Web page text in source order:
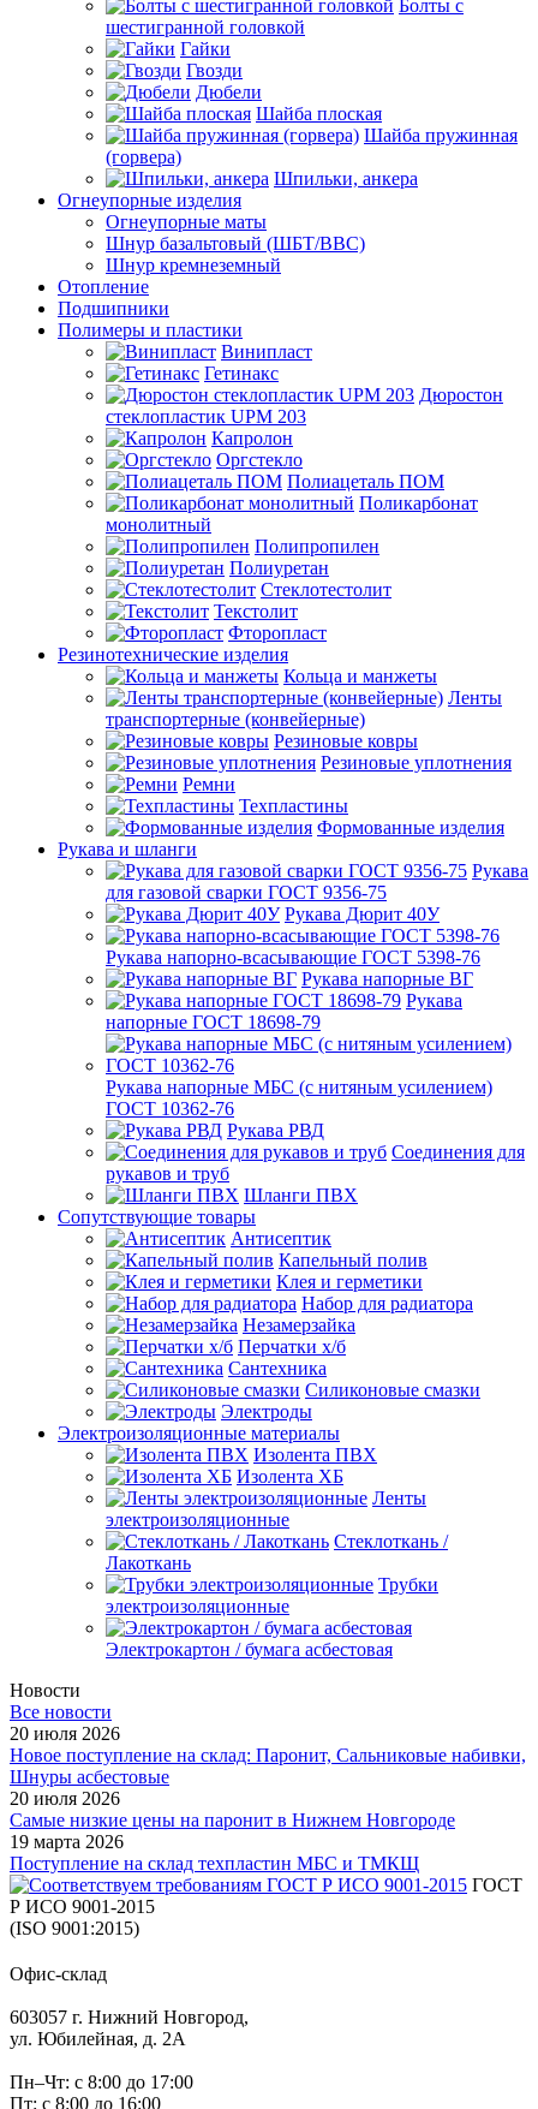
Болты с
шестигранной головкой
Гайки
Гвозди
Дюбели
Шайба плоская
Шайба пружинная
(горвера)
Шпильки, анкера
Огнеупорные изделия
Огнеупорные маты
Шнур базальтовый (ШБТ/ВВС)
Шнур кремнеземный
Отопление
Подшипники
Полимеры и пластики
Винипласт
Гетинакс
Дюростон
стеклопластик UPM 203
Капролон
Оргстекло
Полиацеталь ПОМ
Поликарбонат
монолитный
Полипропилен
Полиуретан
Стеклотестолит
Текстолит
Фторопласт
Резинотехнические изделия
Кольца и манжеты
Ленты
транспортерные (конвейерные)
Резиновые ковры
Резиновые уплотнения
Ремни
Техпластины
Формованные изделия
Рукава и шланги
Рукава
для газовой сварки ГОСТ 9356-75
Рукава Дюрит 40У
Рукава напорно-всасывающие ГОСТ 5398-76
Рукава напорные ВГ
Рукава
напорные ГОСТ 18698-79
Рукава напорные МБС (с нитяным усилением)
ГОСТ 10362-76
Рукава РВД
Соединения для
рукавов и труб
Шланги ПВХ
Сопутствующие товары
Антисептик
Капельный полив
Клея и герметики
Набор для радиатора
Незамерзайка
Перчатки х/б
Сантехника
Силиконовые смазки
Электроды
Электроизоляционные материалы
Изолента ПВХ
Изолента ХБ
Ленты
электроизоляционные
Стеклоткань /
Лакоткань
Трубки
электроизоляционные
Электрокартон / бумага асбестовая
Новости
Все новости
20 июля 2026
Новое поступление на склад: Паронит, Сальниковые набивки,
Шнуры асбестовые
20 июля 2026
Самые низкие цены на паронит в Нижнем Новгороде
19 марта 2026
Поступление на склад техпластин МБС и ТМКЩ
ГОСТ
Р ИСО 9001-2015
(ISO 9001:2015)
Офис-склад
603057 г. Нижний Новгород,
ул. Юбилейная, д. 2А
Пн–Чт: с 8:00 до 17:00
Пт: с 8:00 до 16:00